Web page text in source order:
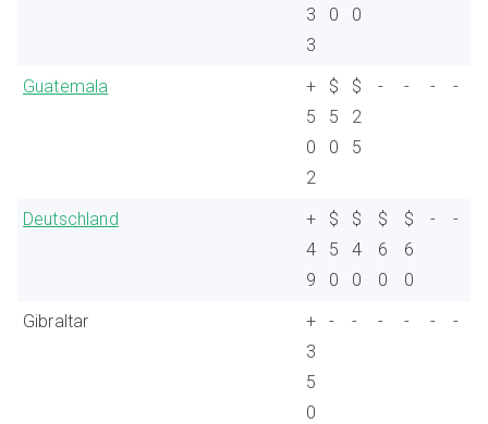
3
3
0
0
Guatemala
+
5
0
2
$
5
0
$
2
5
- - - -
Deutschland
+
4
9
$
5
0
$
4
0
$
6
0
$
6
0
- -
Gibraltar
+
3
5
0
- - - - - -